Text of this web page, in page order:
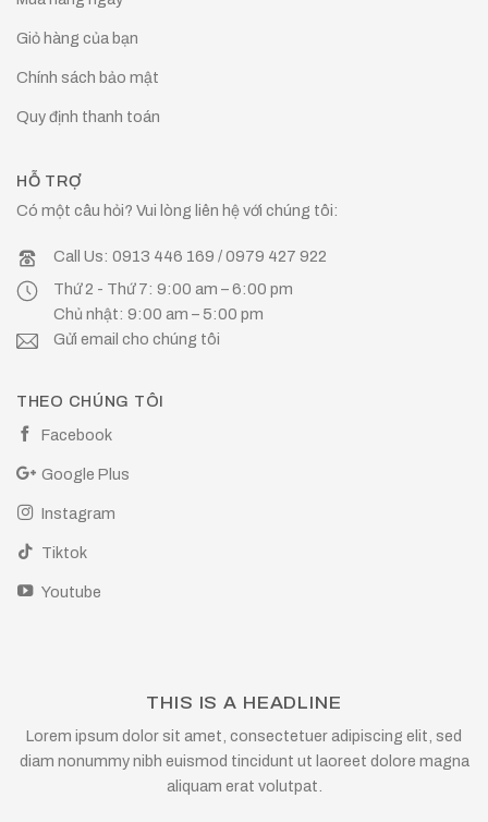
Giỏ hàng của bạn
Chính sách bảo mật
Quy định thanh toán
HỖ TRỢ
Có một câu hỏi? Vui lòng liên hệ với chúng tôi:
Call Us: 0913 446 169 / 0979 427 922
Thứ 2 - Thứ 7: 9:00 am – 6:00 pm
Chủ nhật: 9:00 am – 5:00 pm
Gửi email cho chúng tôi
THEO CHÚNG TÔI
Facebook
Google Plus
Instagram
Tiktok
Youtube
THIS IS A HEADLINE
Lorem ipsum dolor sit amet, consectetuer adipiscing elit, sed
diam nonummy nibh euismod tincidunt ut laoreet dolore magna
aliquam erat volutpat.